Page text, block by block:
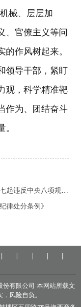
械、层层加
、官僚主义等问
作风树起来。
领导干部，紧盯
观，科学精准靶
作为、团结奋斗
中央纪委国家监委公开通报七起违反中央八项规定精神典型问题
律处分条例》
| | | |
|
有限公司 本网站所载文
风险自负。